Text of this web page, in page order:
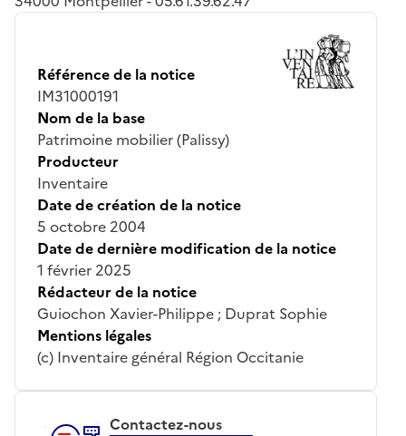
Référence de la notice
IM31000191
Nom de la base
Patrimoine mobilier (Palissy)
Producteur
Inventaire
Date de création de la notice
5 octobre 2004
Date de dernière modification de la notice
1 février 2025
Rédacteur de la notice
Guiochon Xavier-Philippe ; Duprat Sophie
Mentions légales
(c) Inventaire général Région Occitanie
Contactez-nous